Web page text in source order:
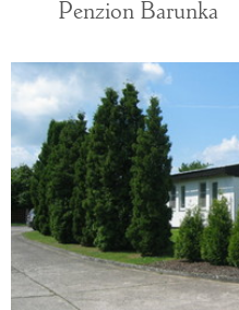
Penzion Barunka